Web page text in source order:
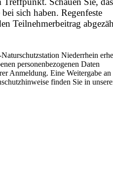
sich haben. Regenfeste
Teilnehmerbeitrag
Niederrhein
personenbezogenen Daten
Anmeldung. Eine Weitergabe an
finden Sie in